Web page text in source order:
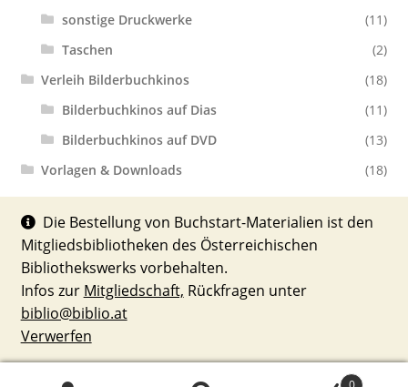
Die Bestellung von Buchstart-Materialien ist den
Mitgliedsbibliotheken des Österreichischen
Bibliothekswerks vorbehalten.
Infos zur Mitgliedschaft, Rückfragen unter
biblio@biblio.at
Verwerfen
sonstige Druckwerke
(11)
Taschen
(2)
Verleih Bilderbuchkinos
(18)
Bilderbuchkinos auf Dias
(11)
Bilderbuchkinos auf DVD
(13)
Vorlagen & Downloads
(18)
© Buchstart : Materialien 2026
Erstellt mit WooCommerce